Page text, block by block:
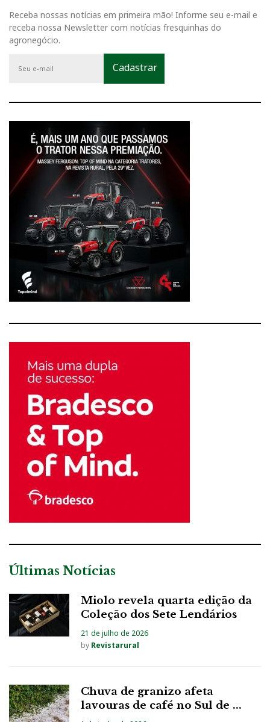
Receba nossas notícias em primeira mão! Informe seu e-mail e
receba nossa Newsletter com notícias fresquinhas do
agronegócio.
Últimas Notícias
Miolo revela quarta edição da
Coleção dos Sete Lendários
21 de julho de 2026
by Revistarural
Chuva de granizo afeta
lavouras de café no Sul de ...